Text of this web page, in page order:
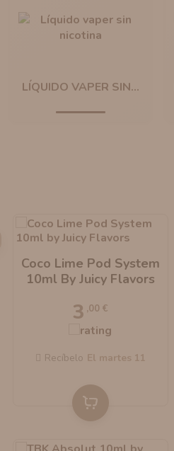
LÍQUIDO VAPER SIN...
Coco Lime Pod System
10ml By Juicy Flavors
3 ,00 €
Recíbelo el martes 11